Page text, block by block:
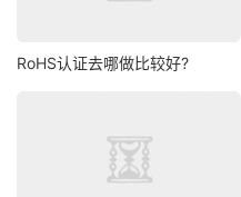
RoHS认证去哪做比较好?